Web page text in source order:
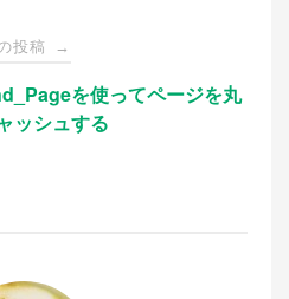
投稿 →
を使ってページを丸
ッシュする